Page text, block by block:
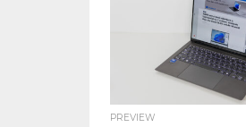
PREVIEW